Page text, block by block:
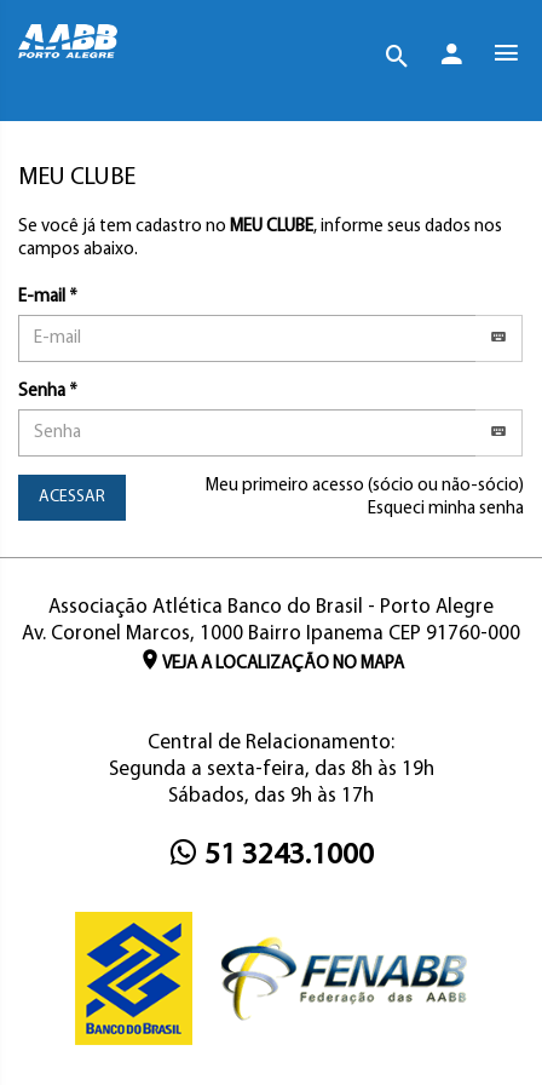
MEU CLUBE
Se você já tem cadastro no MEU CLUBE, informe seus dados nos
campos abaixo.
E-mail *
Senha *
ACESSAR
Meu primeiro acesso (sócio ou não-sócio)
Esqueci minha senha
Associação Atlética Banco do Brasil - Porto Alegre
Av. Coronel Marcos, 1000 Bairro Ipanema CEP 91760-000
VEJA A LOCALIZAÇÃO NO MAPA
Central de Relacionamento:
Segunda a sexta-feira, das 8h às 19h
Sábados, das 9h às 17h
51 3243.1000